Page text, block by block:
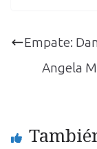
Empate:
Angela